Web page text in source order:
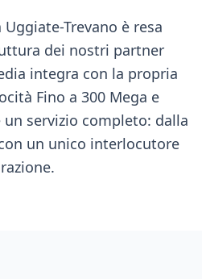
Trevano è resa
dei nostri partner
integra con la propria
Fino a 300 Mega e
servizio completo: dalla
un unico interlocutore